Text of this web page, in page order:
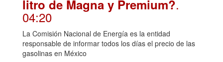
litro de Magna y Premium?.
04:20
La Comisión Nacional de Energía es la entidad
responsable de informar todos los días el precio de las
gasolinas en México